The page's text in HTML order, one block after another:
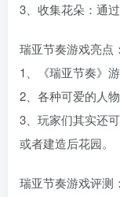
3、收集花朵：通
瑞亚节奏游戏亮点：
1、《瑞亚节奏》
2、各种可爱的人
3、玩家们其实还
或者建造后花园。
瑞亚节奏游戏评测：